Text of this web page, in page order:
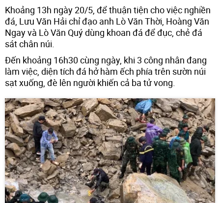
Khoảng 13h ngày 20/5, để thuận tiện cho việc nghiền
đá, Lưu Văn Hải chỉ đạo anh Lò Văn Thời, Hoàng Văn
Ngay và Lò Văn Quý dùng khoan đá để đục, chẻ đá
sát chân núi.
Đến khoảng 16h30 cùng ngày, khi 3 công nhân đang
làm việc, diện tích đá hở hàm ếch phía trên sườn núi
sạt xuống, đè lên người khiến cả ba tử vong.